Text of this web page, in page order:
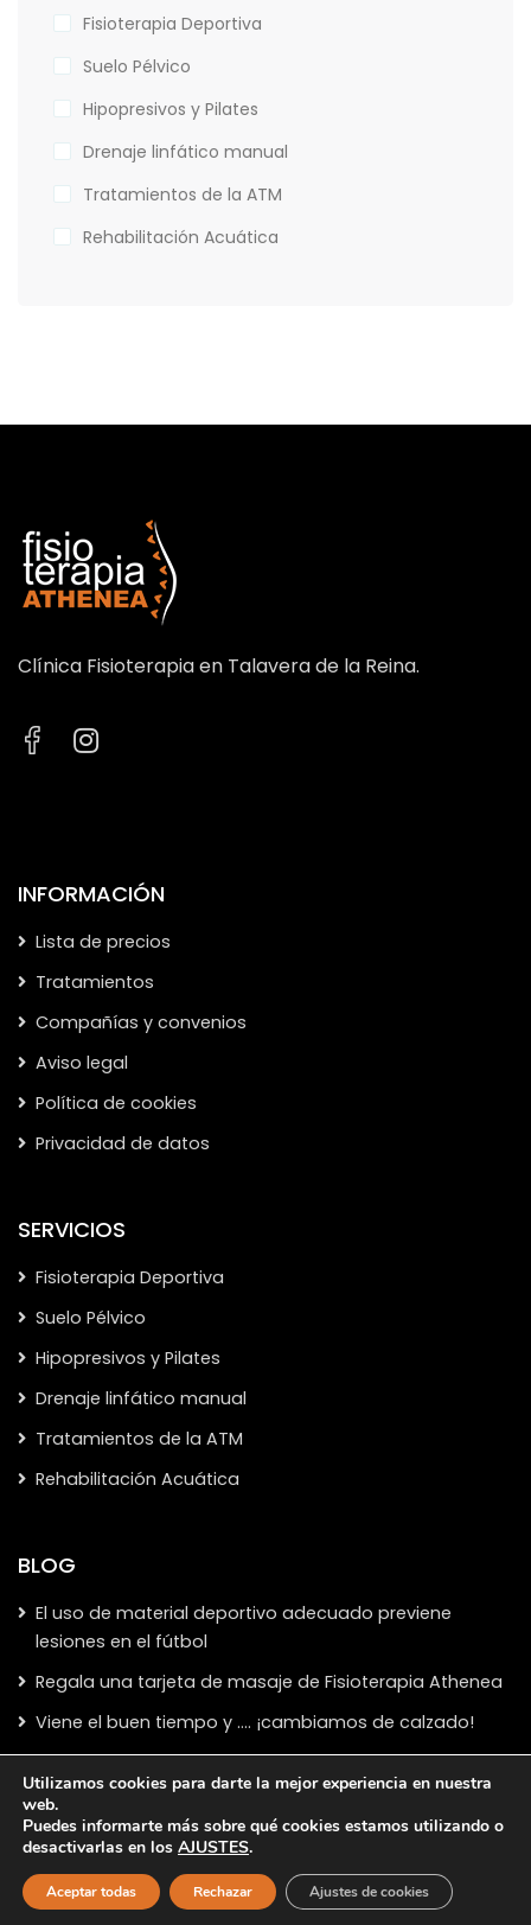
Fisioterapia Deportiva
Suelo Pélvico
Hipopresivos y Pilates
Drenaje linfático manual
Tratamientos de la ATM
Rehabilitación Acuática
Clínica Fisioterapia en Talavera de la Reina.
INFORMACIÓN
Lista de precios
Tratamientos
Compañías y convenios
Aviso legal
Política de cookies
Privacidad de datos
SERVICIOS
Fisioterapia Deportiva
Suelo Pélvico
Hipopresivos y Pilates
Drenaje linfático manual
Tratamientos de la ATM
Rehabilitación Acuática
BLOG
El uso de material deportivo adecuado previene
lesiones en el fútbol
Regala una tarjeta de masaje de Fisioterapia Athenea
Viene el buen tiempo y …. ¡cambiamos de calzado!
Copyright 2024,Clínica de Fisioterapia en Talavera de la
Reina
Utilizamos cookies para darte la mejor experiencia en nuestra
web.
Puedes informarte más sobre qué cookies estamos utilizando o
desactivarlas en los AJUSTES.
Aceptar todas Rechazar Ajustes de cookies